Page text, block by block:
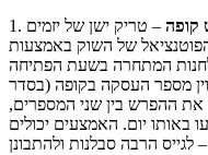
1. קופה – טריק ישן של יזמים
של השוק באמצעות
המתחרה בשעת הפתיחה
מספר העסקה בקופה (בסדר
את ההפרש בין שני המספרים,
יום. האמצעים יכולים